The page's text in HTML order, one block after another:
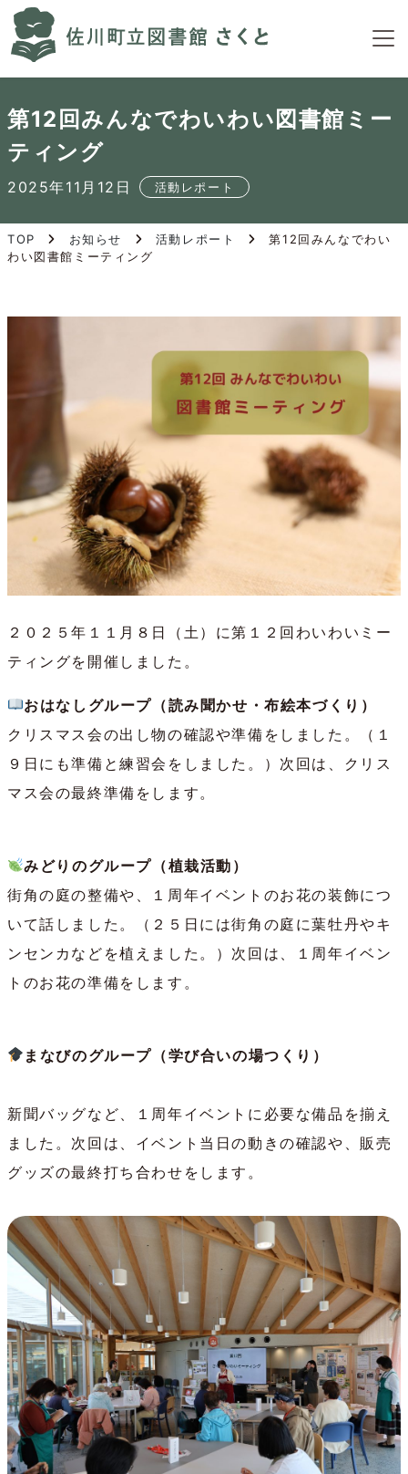
p
o
e
o
n
n
第12回みんなでわいわい図書館ミー
ティング
2025年11月12日 活動レポート
TOP お知らせ 活動レポート
第12回みんなでわい
わい図書館ミーティング
２０２５年１１月８日（土）に第１２回わいわいミー
ティングを開催しました。
おはなしグループ（読み聞かせ・布絵本づくり）
クリスマス会の出し物の確認や準備をしました。（１
９日にも準備と練習会をしました。）次回は、クリス
マス会の最終準備をします。
みどりのグループ（植栽活動）
街角の庭の整備や、１周年イベントのお花の装飾につ
いて話しました。（２５日には街角の庭に葉牡丹やキ
ンセンカなどを植えました。）次回は、１周年イベン
トのお花の準備をします。
まなびのグループ（学び合いの場つくり）
新聞バッグなど、１周年イベントに必要な備品を揃え
ました。次回は、イベント当日の動きの確認や、販売
グッズの最終打ち合わせをします。